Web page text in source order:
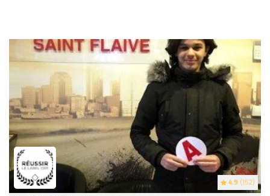
4.9 (152)